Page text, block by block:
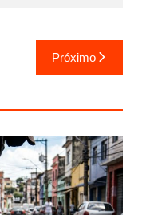
Próximo